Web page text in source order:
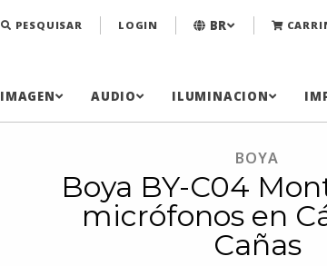
PESQUISAR LOGIN BR
IMAGEN AUDIO ILUMINACION
BOYA
Boya BY-C04
micrófonos en
Cañas